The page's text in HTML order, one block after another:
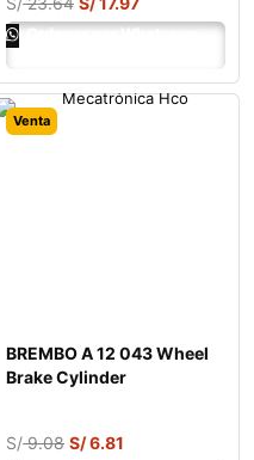
Ordenar por Whatsapp
Venta
BREMBO A 12 043 Wheel
Brake Cylinder
S/9.08 S/6.81